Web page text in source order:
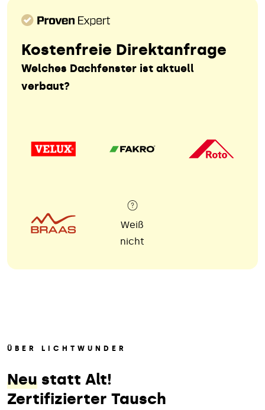
Kostenfreie Direktanfrage
Welches Dachfenster ist aktuell
verbaut?
Weiß
nicht
ÜBER LICHTWUNDER
Neu statt Alt!
Zertifizierter Tausch